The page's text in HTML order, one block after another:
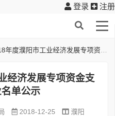
登录 注册
度濮阳市工业经济发展专项资金支持企业名单公示
经济发展专项资金支
单公示
2018-12-25
濮阳